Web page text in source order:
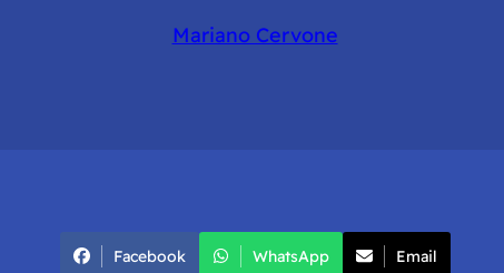
Mariano Cervone
Facebook WhatsApp Email